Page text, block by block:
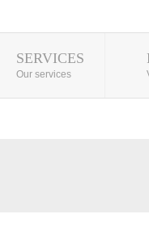
SERVICES
Our services